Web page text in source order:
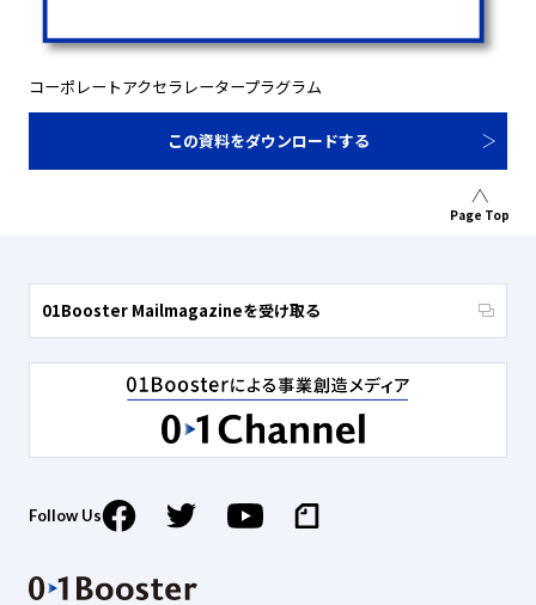
コーポレートアクセラレータープラグラム
この資料をダウンロードする
Page Top
01Booster Mailmagazineを受け取る
Follow Us